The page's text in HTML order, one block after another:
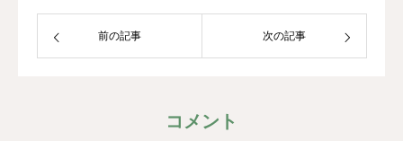
前の記事 次の記事
コメント